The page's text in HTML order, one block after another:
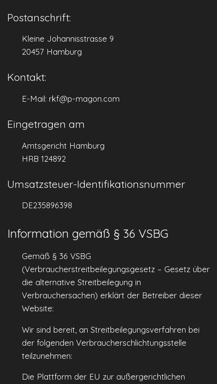
Postanschrift:
Kleine Johannisstrasse 9
20457 Hamburg
Kontakt:
E-Mail: rkf@p-magon.com
Eingetragen am
Amtsgericht Hamburg
HRB 124892
Umsatzsteuer-Identifikationsnummer
DE235896398
Information gemäß § 36 VSBG
Gemäß § 36 VSBG
(Verbraucherstreitbeilegungsgesetz – Gesetz über
die alternative Streitbeilegung in
Verbrauchersachen) erklärt der Betreiber dieser
Website:
Wir sind bereit, an Streitbeilegungsverfahren bei
der folgenden Verbraucherschlichtungsstelle
teilzunehmen:
Die Plattform der EU zur außergerichtlichen